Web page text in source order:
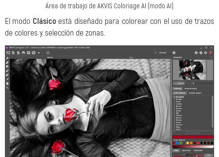
Área de trabajo de AKVIS Coloriage AI (modo AI)
El modo Clásicoestá diseñado para colorear con el uso de trazos
de colores y selección de zonas.